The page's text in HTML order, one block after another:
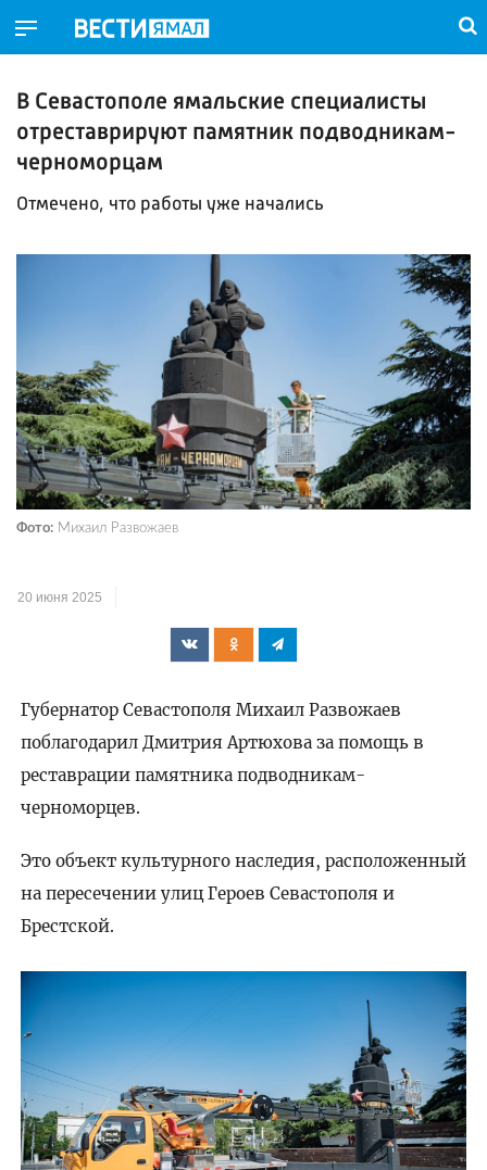
В Севастополе ямальские специалисты
отреставрируют памятник подводникам-
черноморцам
Отмечено, что работы уже начались
Фото: Михаил Развожаев
20 июня 2025
Губернатор Севастополя Михаил Развожаев
поблагодарил Дмитрия Артюхова за помощь в
реставрации памятника подводникам-
черноморцев.
Это объект культурного наследия, расположенный
на пересечении улиц Героев Севастополя и
Брестской.